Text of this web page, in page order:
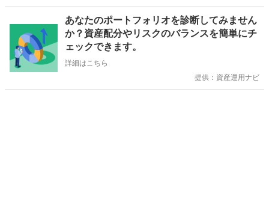
あなたのポートフォリオを診断してみません
か？資産配分やリスクのバランスを簡単にチ
ェックできます。
詳細はこちら
提供：資産運用ナビ